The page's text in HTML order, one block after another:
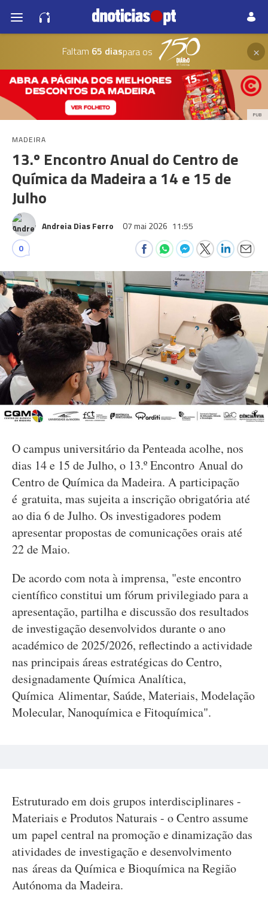
Faltam 65 diaspara os ×
PUB
MADEIRA
13.º Encontro Anual do Centro de
Química da Madeira a 14 e 15 de
Julho
Andreia Dias Ferro 07 mai 2026 11:55
0
O campus universitário da Penteada acolhe, nos
dias 14 e 15 de Julho, o 13.º Encontro Anual do
Centro de Química da Madeira. A participação
é gratuita, mas sujeita a inscrição obrigatória até
ao dia 6 de Julho. Os investigadores podem
apresentar propostas de comunicações orais até
22 de Maio.
De acordo com nota à imprensa, "este encontro
científico constitui um fórum privilegiado para a
apresentação, partilha e discussão dos resultados
de investigação desenvolvidos durante o ano
académico de 2025/2026, reflectindo a actividade
nas principais áreas estratégicas do Centro,
designadamente Química Analítica,
Química Alimentar, Saúde, Materiais, Modelação
Molecular, Nanoquímica e Fitoquímica".
Estruturado em dois grupos interdisciplinares -
Materiais e Produtos Naturais - o Centro assume
um papel central na promoção e dinamização das
atividades de investigação e desenvolvimento
nas áreas da Química e Bioquímica na Região
Autónoma da Madeira.